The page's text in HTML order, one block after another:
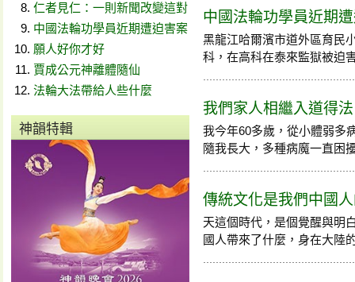
仁者見仁：一則新聞改變這對
中國法輪功學員近期遭迫害案
願人好你才好
賈成公元神離體隨仙
法輪大法帶給人些什麼
神韻特輯
中國法輪功學員近期
黑龍江哈爾濱市道外區育民
科，在高科在泰來監獄被迫
我們家人相繼入道得法
我今年60多歲，從小體弱多
隨我長大，多種病魔一直困
傳統文化是我們中國
天這個時代，是個覺醒與明
國人帶來了什麼，身在大陸